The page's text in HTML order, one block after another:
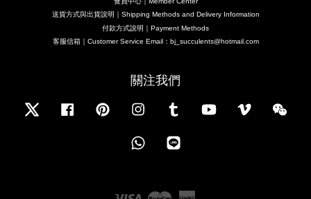
送貨方式與出貨說明｜Shipping Methods and Delivery Information
付款方式說明｜Payment Methods
客服信箱｜Customer Service Email：bj_succulents@hotmail.com
關注我們
Twitter Facebook Pinterest Instagram Tumblr YouTube Vimeo
Whatsapp
Visa